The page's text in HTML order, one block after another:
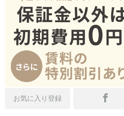
お気に入り登録